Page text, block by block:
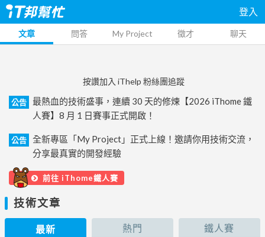
登入
文章 問答 My Project 徵才 聊天
按讚加入 iThelp 粉絲團追蹤
公告
最熱血的技術盛事，連續 30 天的修煉【2026 iThome 鐵
人賽】8 月 1 日賽事正式開啟！
公告
全新專區「My Project」正式上線！邀請你用技術交流，
分享最真實的開發經驗
前往 iThome鐵人賽
技術文章
最新 熱門 鐵人賽